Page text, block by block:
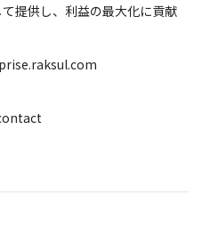
提供し、利益の最大化に貢献